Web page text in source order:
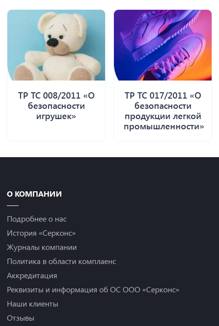
ТР ТС 008/2011 «О
безопасности
игрушек»
ТР ТС 017/2011 «О
безопасности
продукции легкой
промышленности»
О КОМПАНИИ
Подробнее о нас
История «Серконс»
Журналы компании
Политика в области комплаенс
Аккредитация
Реквизиты и информация об ОС ООО «Серконс»
Наши клиенты
Отзывы